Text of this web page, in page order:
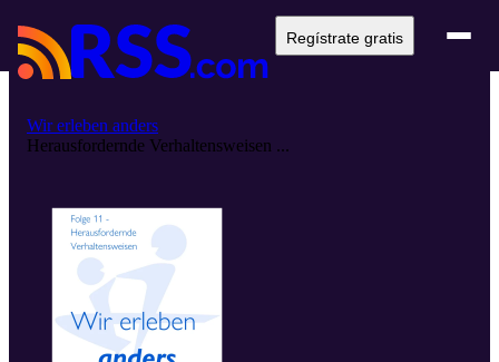
Regístrate gratis
Wir erleben anders
Herausfordernde Verhaltensweisen ...